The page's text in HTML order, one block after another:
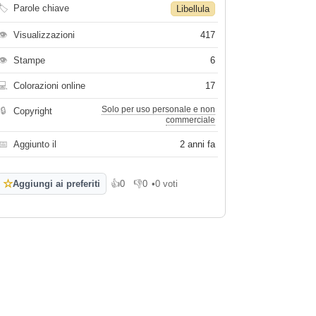
Parole chiave Libellula
Visualizzazioni 417
Stampe 6
Colorazioni online 17
🔒 Copyright
Solo per uso personale e non
commerciale
Aggiunto il 2 anni fa
☆Aggiungi ai preferiti 👍0
Mi piace
👎0
Non mi piace
•0 voti